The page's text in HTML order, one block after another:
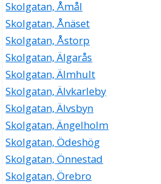
Skolgatan, Åmål
Skolgatan, Ånäset
Skolgatan, Åstorp
Skolgatan, Älgarås
Skolgatan, Älmhult
Skolgatan, Älvkarleby
Skolgatan, Älvsbyn
Skolgatan, Ängelholm
Skolgatan, Ödeshög
Skolgatan, Önnestad
Skolgatan, Örebro